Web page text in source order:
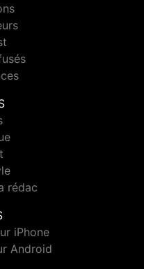
rédac
iPhone
Android